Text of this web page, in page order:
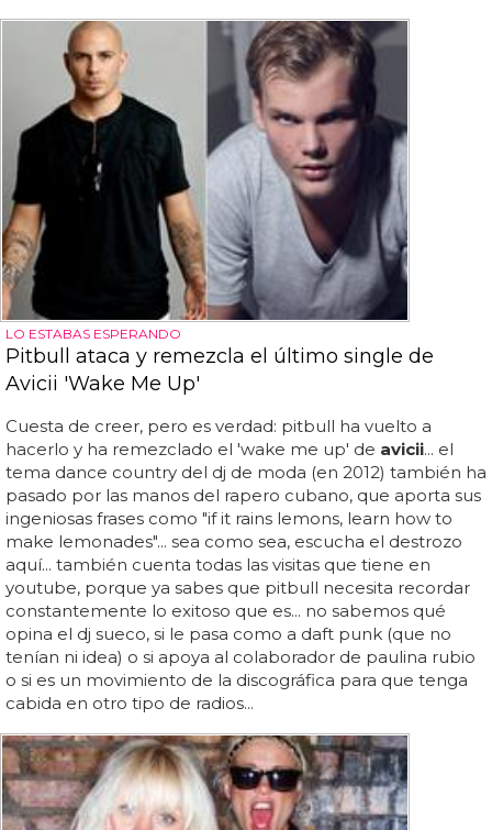
LO ESTABAS ESPERANDO
Pitbull ataca y remezcla el último single de
Avicii 'Wake Me Up'
Cuesta de creer, pero es verdad: pitbull ha vuelto a
hacerlo y ha remezclado el 'wake me up' de avicii... el
tema dance country del dj de moda (en 2012) también ha
pasado por las manos del rapero cubano, que aporta sus
ingeniosas frases como "if it rains lemons, learn how to
make lemonades"... sea como sea, escucha el destrozo
aquí... también cuenta todas las visitas que tiene en
youtube, porque ya sabes que pitbull necesita recordar
constantemente lo exitoso que es... no sabemos qué
opina el dj sueco, si le pasa como a daft punk (que no
tenían ni idea) o si apoya al colaborador de paulina rubio
o si es un movimiento de la discográfica para que tenga
cabida en otro tipo de radios...